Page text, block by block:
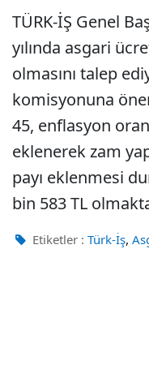
TÜRK-İŞ Genel
yılında asgari
olmasını talep
komisyonuna
45, enflasyon
eklenerek zam
payı eklenmesi
bin 583 TL
Etiketler : Türk-İş,